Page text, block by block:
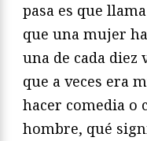
pasa es que
que una mujer
una de cada diez
que a veces era
hacer comedia o
hombre, qué